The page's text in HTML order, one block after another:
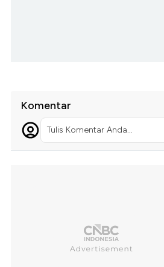
Komentar
Tulis Komentar Anda...